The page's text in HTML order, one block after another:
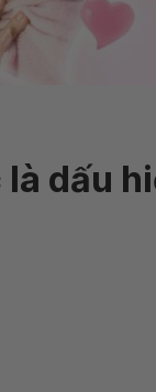
dấu